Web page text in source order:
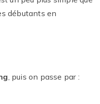
débutants en
, puis on passe par :